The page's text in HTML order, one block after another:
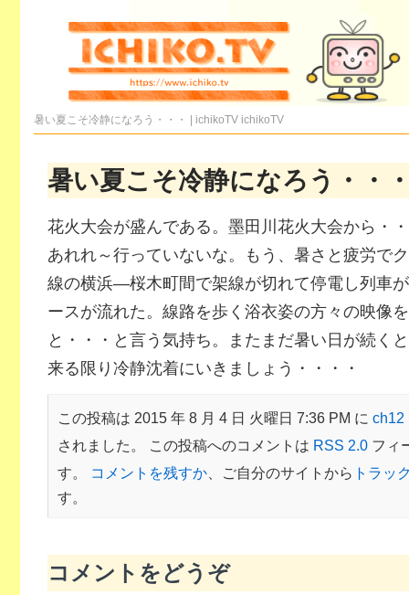
暑い夏こそ冷静になろう・・・ | ichikoTV ichikoTV
暑い夏こそ冷静になろう・・
花火大会が盛んである。墨田川花火大会から・
あれれ～行っていないな。もう、暑さと疲労で
線の横浜―桜木町間で架線が切れて停電し列車
ースが流れた。線路を歩く浴衣姿の方々の映像
と・・・と言う気持ち。またまだ暑い日が続く
来る限り冷静沈着にいきましょう・・・・
この投稿は 2015 年 8 月 4 日 火曜日 7:36 PM に ch12
されました。 この投稿へのコメントは RSS 2.0フィ
す。
コメントを残すか、ご自分のサイトから トラッ
す。
コメントをどうぞ